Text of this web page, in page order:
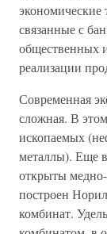
экономические
связанные с
общественных
реализации
Современная
сложная. В
ископаемых
металлы). Еще
открыты
построен
комбинат.